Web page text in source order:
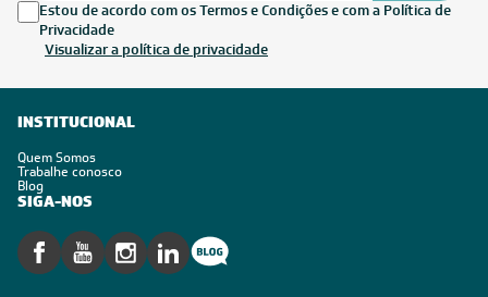
Estou de acordo com os Termos e Condições e com a Política de
Privacidade
Visualizar a política de privacidade
INSTITUCIONAL
Quem Somos
Trabalhe conosco
Blog
SIGA-NOS